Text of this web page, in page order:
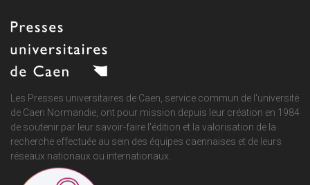
Les Presses universitaires de Caen, service commun de l'université
de Caen Normandie, ont pour mission depuis leur création en 1984
de soutenir par leur savoir-faire l'édition et la valorisation de la
recherche effectuée au sein des équipes caennaises et de leurs
réseaux nationaux ou internationaux.